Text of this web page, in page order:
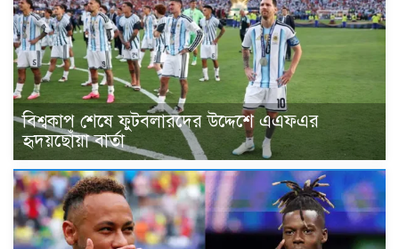
বিশ্বকাপ শেষে ফুটবলারদের উদ্দেশে এএফএর
হৃদয়ছোঁয়া বার্তা